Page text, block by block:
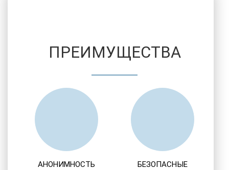
ПРЕИМУЩЕСТВА
АНОНИМНОСТЬ
БЕЗОПАСНЫЕ